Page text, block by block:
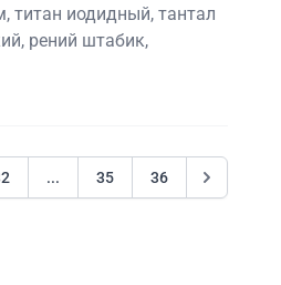
титан иодидный, тантал
рений штабик,
... 35 36